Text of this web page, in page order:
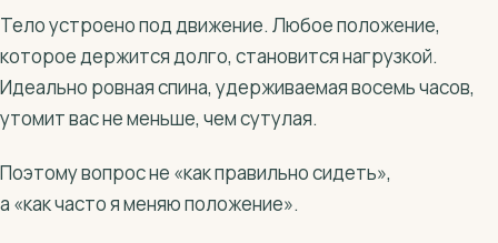
Тело устроено под движение. Любое положение,
которое держится долго, становится нагрузкой.
Идеально ровная спина, удерживаемая восемь часов,
утомит вас не меньше, чем сутулая.
Поэтому вопрос не «как правильно сидеть»,
а «как часто я меняю положение».